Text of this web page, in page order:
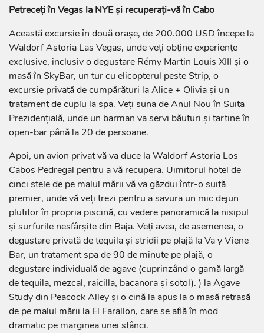
Petreceți în Vegas la NYE și recuperați-vă în Cabo
Această excursie în două orașe, de 200.000 USD începe la
Waldorf Astoria Las Vegas, unde veți obține experiențe
exclusive, inclusiv o degustare Rémy Martin Louis XIII și o
masă în SkyBar, un tur cu elicopterul peste Strip, o
excursie privată de cumpărături la Alice + Olivia și un
tratament de cuplu la spa. Veți suna de Anul Nou în Suita
Prezidențială, unde un barman va servi băuturi și tartine în
open-bar până la 20 de persoane.
Apoi, un avion privat vă va duce la Waldorf Astoria Los
Cabos Pedregal pentru a vă recupera. Uimitorul hotel de
cinci stele de pe malul mării vă va găzdui într-o suită
premier, unde vă veți trezi pentru a savura un mic dejun
plutitor în propria piscină, cu vedere panoramică la nisipul
și surfurile nesfârșite din Baja. Veți avea, de asemenea, o
degustare privată de tequila și stridii pe plajă la Va y Viene
Bar, un tratament spa de 90 de minute pe plajă, o
degustare individuală de agave (cuprinzând o gamă largă
de tequila, mezcal, raicilla, bacanora și sotol). ) la Agave
Study din Peacock Alley și o cină la apus la o masă retrasă
de pe malul mării la El Farallon, care se află în mod
dramatic pe marginea unei stânci.